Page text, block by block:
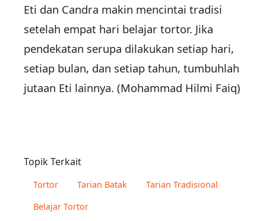
Eti dan Candra makin mencintai tradisi
setelah empat hari belajar tortor. Jika
pendekatan serupa dilakukan setiap hari,
setiap bulan, dan setiap tahun, tumbuhlah
jutaan Eti lainnya. (Mohammad Hilmi Faiq)
Topik Terkait
Tortor Tarian Batak
Tarian Tradisional
Belajar Tortor